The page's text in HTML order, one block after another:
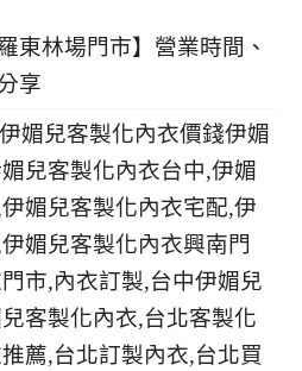
東林場門市】營業時間、
享